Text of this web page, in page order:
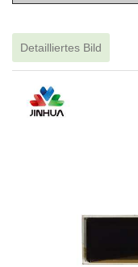
Detailliertes Bild